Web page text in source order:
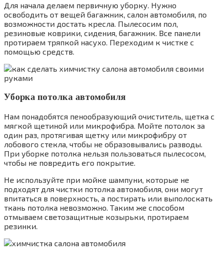
Для начала делаем первичную уборку. Нужно
освободить от вещей багажник, салон автомобиля, по
возможности достать кресла. Пылесосим пол,
резиновые коврики, сидения, багажник. Все панели
протираем тряпкой насухо. Переходим к чистке с
помощью средств.
Уборка потолка автомобиля
Нам понадобятся пенообразующий очиститель, щетка с
мягкой щетиной или микрофибра. Мойте потолок за
один раз, протягивая щетку или микрофибру от
лобового стекла, чтобы не образовывались разводы.
При уборке потолка нельзя пользоваться пылесосом,
чтобы не повредить его покрытие.
Не используйте при мойке шампуни, которые не
подходят для чистки потолка автомобиля, они могут
впитаться в поверхность, а постирать или выполоскать
ткань потолка невозможно. Таким же способом
отмываем светозащитные козырьки, протираем
резинки.